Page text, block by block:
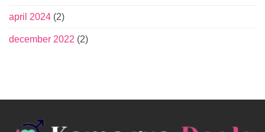
april 2024 (2)
december 2022 (2)